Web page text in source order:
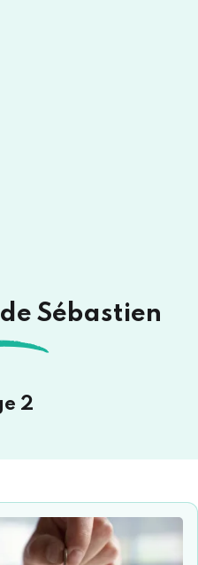
Sébastien
2